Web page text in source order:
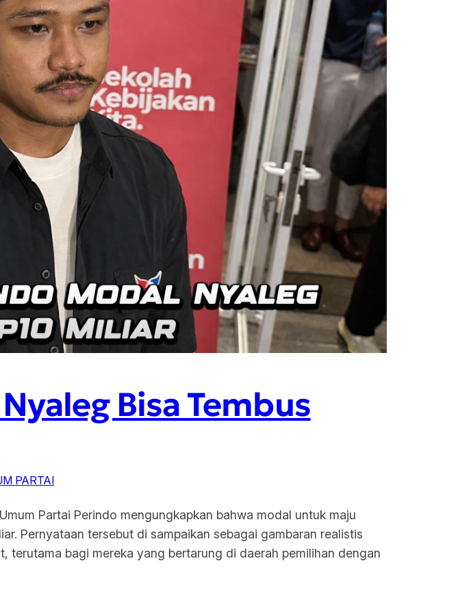
Bisa Tembus
PARTAI
Partai Perindo mengungkapkan bahwa modal untuk maju
Pernyataan tersebut di sampaikan sebagai gambaran realistis
terutama bagi mereka yang bertarung di daerah pemilihan dengan